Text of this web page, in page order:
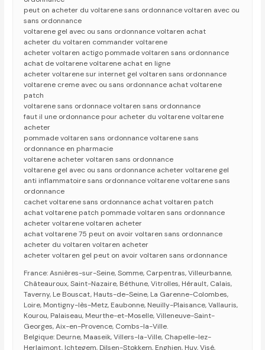
peut on acheter du voltarene sans ordonnance voltaren avec ou
sans ordonnance
voltarene gel avec ou sans ordonnance voltaren achat
acheter du voltaren commander voltarene
acheter voltaren actigo pommade voltaren sans ordonnance
achat de voltarene voltarene achat en ligne
acheter voltarene sur internet gel voltaren sans ordonnance
voltarene creme avec ou sans ordonnance achat voltarene
patch
voltarene sans ordonnace voltaren sans ordonnance
faut il une ordonnance pour acheter du voltarene voltarene
acheter
pommade voltaren sans ordonnance voltarene sans
ordonnance en pharmacie
voltarene acheter voltaren sans ordonnance
voltarene gel avec ou sans ordonnance acheter voltarene gel
anti inflammatoire sans ordonnance voltarene voltarene sans
ordonnance
cachet voltarene sans ordonnance achat voltaren patch
achat voltarene patch pommade voltaren sans ordonnance
acheter voltarene voltaren acheter
achat voltarene 75 peut on avoir voltaren sans ordonnance
acheter du voltaren voltaren acheter
acheter voltaren gel peut on avoir voltaren sans ordonnance
France: Asnières-sur-Seine, Somme, Carpentras, Villeurbanne,
Châteauroux, Saint-Nazaire, Béthune, Vitrolles, Hérault, Calais,
Taverny, Le Bouscat, Hauts-de-Seine, La Garenne-Colombes,
Loire, Montigny-lès-Metz, Eaubonne, Neuilly-Plaisance, Vallauris,
Kourou, Palaiseau, Meurthe-et-Moselle, Villeneuve-Saint-
Georges, Aix-en-Provence, Combs-la-Ville.
Belgique: Deurne, Maaseik, Villers-la-Ville, Chapelle-lez-
Herlaimont, Ichtegem, Dilsen-Stokkem, Enghien, Huy, Visé,